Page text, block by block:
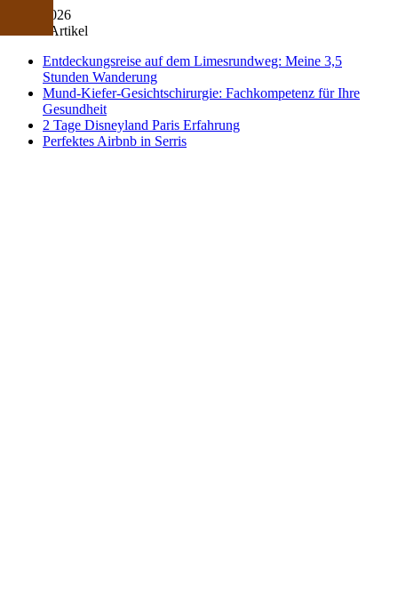
08/08/2026
Neuste Artikel
Entdeckungsreise auf dem Limesrundweg: Meine 3,5
Stunden Wanderung
Mund-Kiefer-Gesichtschirurgie: Fachkompetenz für Ihre
Gesundheit
2 Tage Disneyland Paris Erfahrung
Perfektes Airbnb in Serris